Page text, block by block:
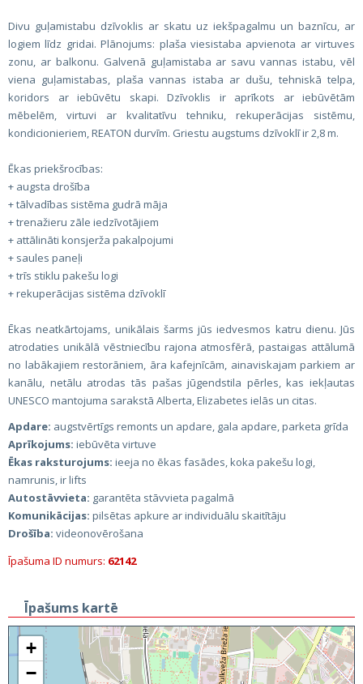
Divu guļamistabu dzīvoklis ar skatu uz iekšpagalmu un baznīcu, ar
logiem līdz gridai. Plānojums: plaša viesistaba apvienota ar virtuves
zonu, ar balkonu. Galvenā guļamistaba ar savu vannas istabu, vēl
viena guļamistabas, plaša vannas istaba ar dušu, tehniskā telpa,
koridors ar iebūvētu skapi. Dzīvoklis ir aprīkots ar iebūvētām
mēbelēm, virtuvi ar kvalitatīvu tehniku, rekuperācijas sistēmu,
kondicionieriem, REATON durvīm. Griestu augstums dzīvoklī ir 2,8 m.
Ēkas priekšrocības:
+ augsta drošība
+ tālvadības sistēma gudrā māja
+ trenažieru zāle iedzīvotājiem
+ attālināti konsjerža pakalpojumi
+ saules paneļi
+ trīs stiklu pakešu logi
+ rekuperācijas sistēma dzīvoklī
Ēkas neatkārtojams, unikālais šarms jūs iedvesmos katru dienu. Jūs
atrodaties unikālā vēstniecību rajona atmosfērā, pastaigas attālumā
no labākajiem restorāniem, āra kafejnīcām, ainaviskajam parkiem ar
kanālu, netālu atrodas tās pašas jūgendstila pērles, kas iekļautas
UNESCO mantojuma sarakstā Alberta, Elizabetes ielās un citas.
Apdare: augstvērtīgs remonts un apdare, gala apdare, parketa grīda
Aprīkojums: iebūvēta virtuve
Ēkas raksturojums: ieeja no ēkas fasādes, koka pakešu logi,
namrunis, ir lifts
Autostāvvieta: garantēta stāvvieta pagalmā
Komunikācijas: pilsētas apkure ar individuālu skaitītāju
Drošība: videonovērošana
Īpašuma ID numurs: 62142
Īpašums kartē
+
−